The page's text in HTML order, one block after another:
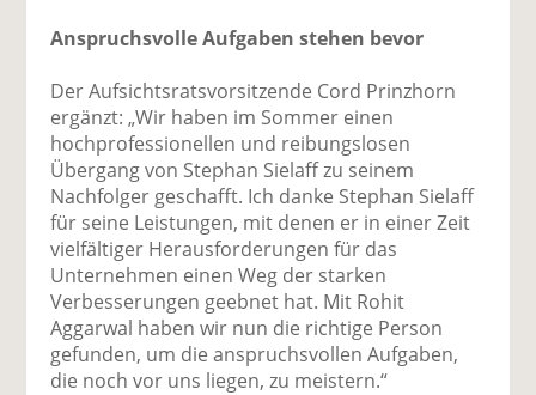
Anspruchsvolle Aufgaben stehen bevor
Der Aufsichtsratsvorsitzende Cord Prinzhorn
ergänzt: „Wir haben im Sommer einen
hochprofessionellen und reibungslosen
Übergang von Stephan Sielaff zu seinem
Nachfolger geschafft. Ich danke Stephan Sielaff
für seine Leistungen, mit denen er in einer Zeit
vielfältiger Herausforderungen für das
Unternehmen einen Weg der starken
Verbesserungen geebnet hat. Mit Rohit
Aggarwal haben wir nun die richtige Person
gefunden, um die anspruchsvollen Aufgaben,
die noch vor uns liegen, zu meistern.“